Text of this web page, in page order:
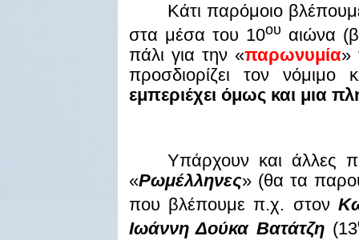
Κάτι παρόμοιο
στα μέσα του 10ου αιώνα
πάλι για την «παρωνυμία»
προσδιορίζει τον νόμιμο
εμπεριέχει όμως και μια
Υπάρχουν και άλλες
«Ρωμέλληνες» (θα τα
που βλέπουμε π.χ. στον
Ιωάννη Δούκα Βατάτζη (13